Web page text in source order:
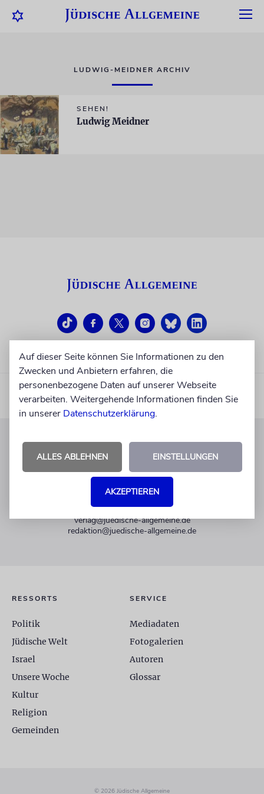
LUDWIG-MEIDNER ARCHIV
SEHEN!
Ludwig Meidner
KUNDENSERVICE
+49 30 275833 0
Mo-Do 9-17 Uhr
verlag@juedische-allgemeine.de
redaktion@juedische-allgemeine.de
RESSORTS
Politik
Jüdische Welt
Israel
Unsere Woche
Kultur
Religion
Gemeinden
SERVICE
Mediadaten
Fotogalerien
Autoren
Glossar
© 2026 Jüdische Allgemeine
Auf dieser Seite können Sie Informationen zu den
Zwecken und Anbietern erfahren, die
personenbezogene Daten auf unserer Webseite
verarbeiten. Weitergehende Informationen finden Sie
in unserer Datenschutzerklärung.
ALLES ABLEHNEN EINSTELLUNGEN
AKZEPTIEREN